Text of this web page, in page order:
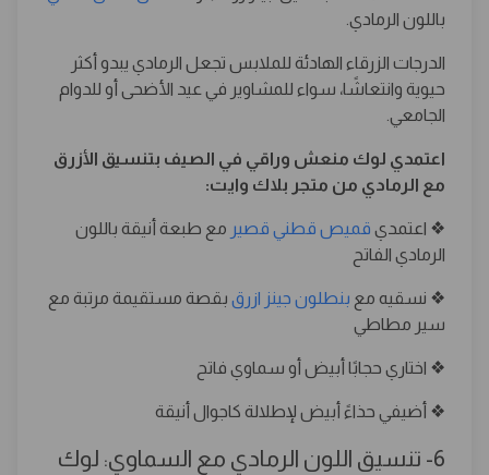
باللون الرمادي.
الدرجات الزرقاء الهادئة للملابس تجعل الرمادي يبدو أكثر
حيوية وانتعاشًا، سواء للمشاوير في عيد الأضحى أو للدوام
الجامعي.
اعتمدي لوك منعش وراقي في الصيف بتنسيق الأزرق
مع الرمادي من متجر بلاك وايت:
❖ اعتمدي قميص قطني قصير مع طبعة أنيقة باللون
الرمادي الفاتح
❖ نسقيه مع بنطلون جينز ازرق بقصة مستقيمة مرتبة مع
سير مطاطي
❖ اختاري حجابًا أبيض أو سماوي فاتح
❖ أضيفي حذاءً أبيض لإطلالة كاجوال أنيقة
6- تنسيق اللون الرمادي مع السماوي: لوك